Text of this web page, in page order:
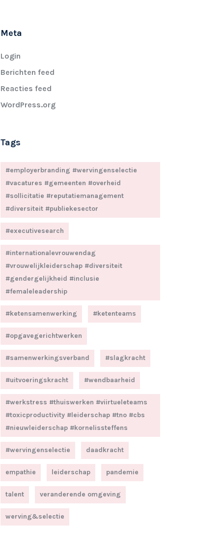
Meta
Login
Berichten feed
Reacties feed
WordPress.org
Tags
#employerbranding #wervingenselectie
#vacatures #gemeenten #overheid
#sollicitatie #reputatiemanagement
#diversiteit #publiekesector
#executivesearch
#internationalevrouwendag
#vrouwelijkleiderschap #diversiteit
#gendergelijkheid #inclusie
#femaleleadership
#ketensamenwerking #ketenteams
#opgavegerichtwerken
#samenwerkingsverband #slagkracht
#uitvoeringskracht #wendbaarheid
#werkstress #thuiswerken #viirtueleteams
#toxicproductivity #leiderschap #tno #cbs
#nieuwleiderschap #kornelissteffens
#wervingenselectie daadkracht
empathie leiderschap pandemie
talent veranderende omgeving
werving&selectie